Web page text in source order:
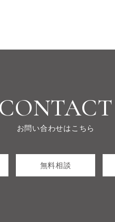
CONTACT
お問い合わせはこちら
無料相談